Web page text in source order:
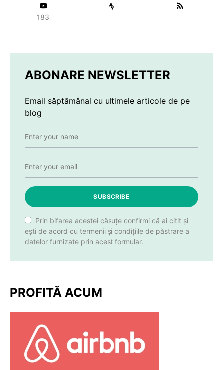
183
ABONARE NEWSLETTER
Email săptămânal cu ultimele articole de pe
blog
SUBSCRIBE
Prin bifarea acestei căsuțe confirmi că ai citit și
ești de acord cu termenii și condițiile de păstrare a
datelor furnizate prin acest formular.
PROFITĂ ACUM